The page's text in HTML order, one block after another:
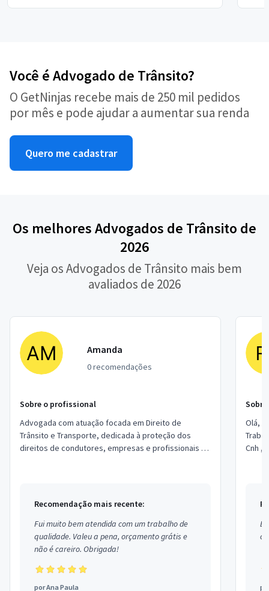
Você é Advogado de Trânsito?
O GetNinjas recebe mais de 250 mil pedidos
por mês e pode ajudar a aumentar sua renda
Quero me cadastrar
Os melhores Advogados de Trânsito de
2026
Veja os Advogados de Trânsito mais bem
avaliados de 2026
Amanda
0 recomendações
Sobre o profissional
Advogada com atuação focada em Direito de
Trânsito e Transporte, dedicada à proteção dos
direitos de condutores, empresas e profissionais do
Recomendação mais recente:
Fui muito bem atendida com um trabalho de
qualidade. Valeu a pena, orçamento grátis e
não é careiro. Obrigada!
porAna Paula
Olá, Somos a Rs74 Assessoria de Trânsito 🚦
Cnh ,